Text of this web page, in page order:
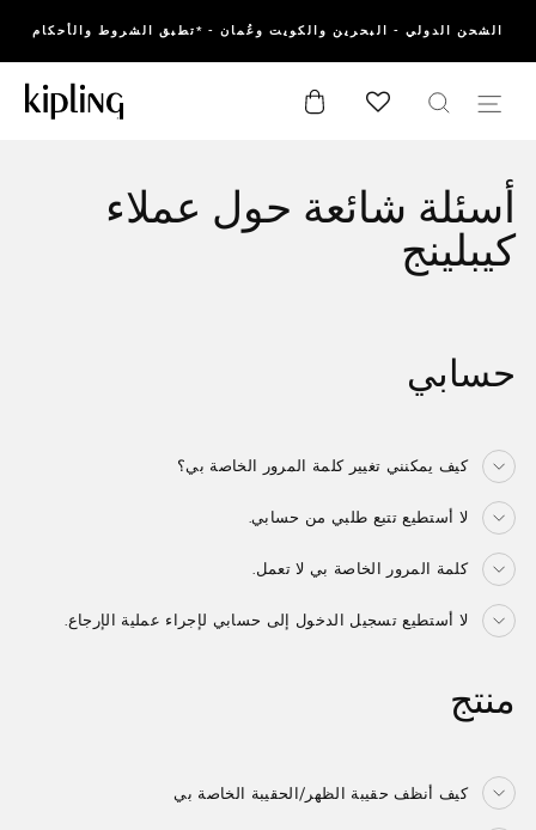
الشحن الدولي - البحرين والكويت وعُمان - *تطبق الشروط والأحكام
التنقل في الموقع
يبحث
أسئلة شائعة حول عملاء
كيبلينج
حسابي
كيف يمكنني تغيير كلمة المرور الخاصة بي؟
لا أستطيع تتبع طلبي من حسابي.
كلمة المرور الخاصة بي لا تعمل.
لا أستطيع تسجيل الدخول إلى حسابي لإجراء عملية الإرجاع.
منتج
كيف أنظف حقيبة الظهر/الحقيبة الخاصة بي